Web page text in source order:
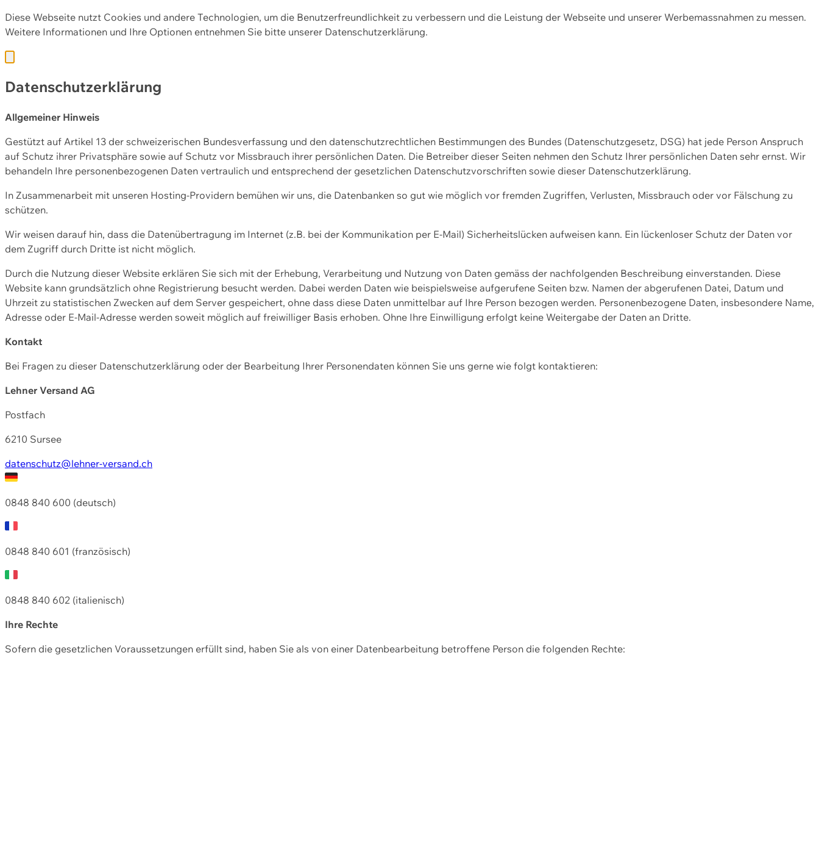
Diese Webseite nutzt Cookies und andere Technologien, um die Benutzerfreundlichkeit zu verbessern und die Leistung der Webseite und unserer Werbemassnahmen zu messen.
Weitere Informationen und Ihre Optionen entnehmen Sie bitte unserer Datenschutzerklärung.
Datenschutzerklärung
Allgemeiner Hinweis
Gestützt auf Artikel 13 der schweizerischen Bundesverfassung und den datenschutzrechtlichen Bestimmungen des Bundes (Datenschutzgesetz, DSG) hat jede Person Anspruch
auf Schutz ihrer Privatsphäre sowie auf Schutz vor Missbrauch ihrer persönlichen Daten. Die Betreiber dieser Seiten nehmen den Schutz Ihrer persönlichen Daten sehr ernst. Wir
behandeln Ihre personenbezogenen Daten vertraulich und entsprechend der gesetzlichen Datenschutzvorschriften sowie dieser Datenschutzerklärung.
In Zusammenarbeit mit unseren Hosting-Providern bemühen wir uns, die Datenbanken so gut wie möglich vor fremden Zugriffen, Verlusten, Missbrauch oder vor Fälschung zu
schützen.
Wir weisen darauf hin, dass die Datenübertragung im Internet (z.B. bei der Kommunikation per E-Mail) Sicherheitslücken aufweisen kann. Ein lückenloser Schutz der Daten vor
dem Zugriff durch Dritte ist nicht möglich.
Durch die Nutzung dieser Website erklären Sie sich mit der Erhebung, Verarbeitung und Nutzung von Daten gemäss der nachfolgenden Beschreibung einverstanden. Diese
Website kann grundsätzlich ohne Registrierung besucht werden. Dabei werden Daten wie beispielsweise aufgerufene Seiten bzw. Namen der abgerufenen Datei, Datum und
Uhrzeit zu statistischen Zwecken auf dem Server gespeichert, ohne dass diese Daten unmittelbar auf Ihre Person bezogen werden. Personenbezogene Daten, insbesondere Name,
Adresse oder E-Mail-Adresse werden soweit möglich auf freiwilliger Basis erhoben. Ohne Ihre Einwilligung erfolgt keine Weitergabe der Daten an Dritte.
Kontakt
Bei Fragen zu dieser Datenschutzerklärung oder der Bearbeitung Ihrer Personendaten können Sie uns gerne wie folgt kontaktieren:
Lehner Versand AG
Postfach
6210 Sursee
datenschutz@lehner-versand.ch
0848 840 600 (deutsch)
0848 840 601 (französisch)
0848 840 602 (italienisch)
Ihre Rechte
Sofern die gesetzlichen Voraussetzungen erfüllt sind, haben Sie als von einer Datenbearbeitung betroffene Person die folgenden Rechte: